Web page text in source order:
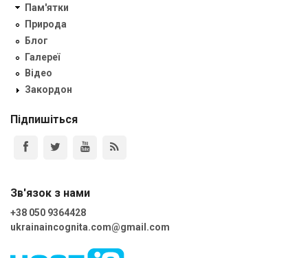
Пам'ятки
Природа
Блог
Галереї
Відео
Закордон
Підпишіться
Зв'язок з нами
+38 050 9364428
ukrainaincognita.com@gmail.com